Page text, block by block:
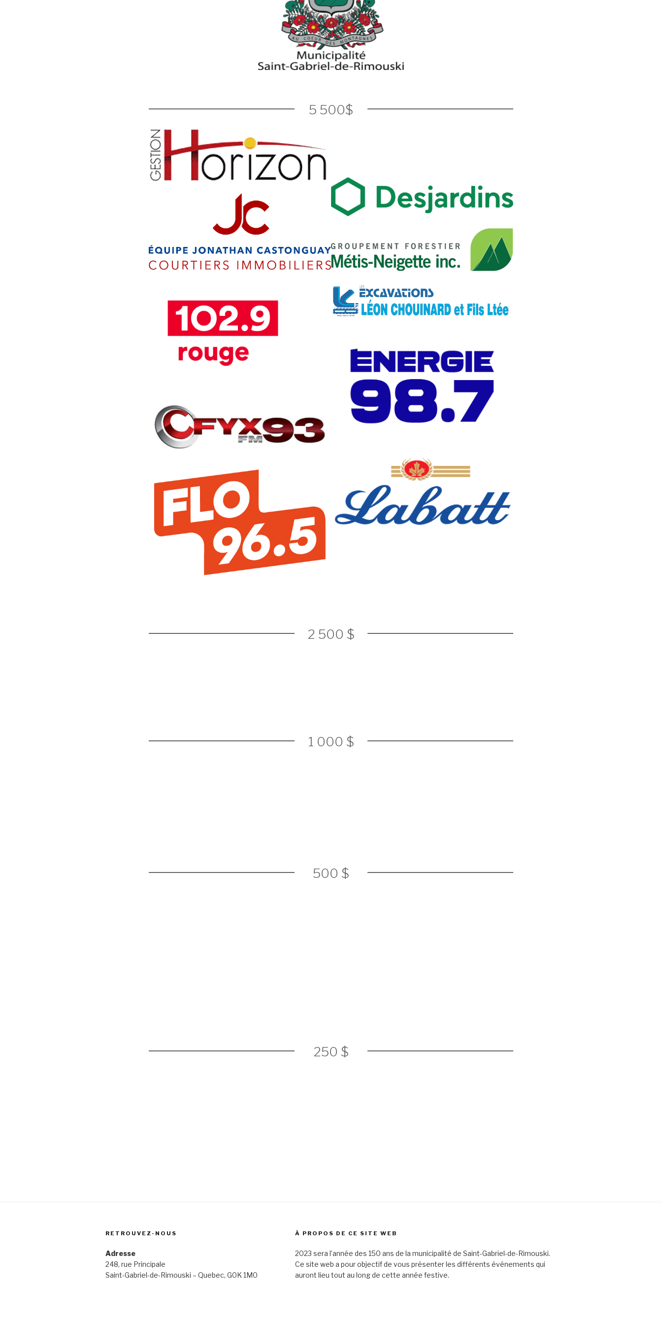
5 500$
2 500 $
1 000 $
500 $
250 $
RETROUVEZ-NOUS
Adresse
248, rue Principale
Saint-Gabriel-de-Rimouski – Quebec, G0K 1M0
À PROPOS DE CE SITE WEB
2023 sera l’année des 150 ans de la municipalité de Saint-Gabriel-de-Rimouski.
Ce site web a pour objectif de vous présenter les différents événements qui
auront lieu tout au long de cette année festive.